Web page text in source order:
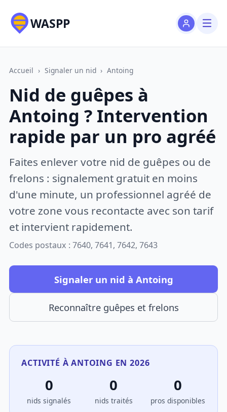
WASPP
Accueil › Signaler un nid › Antoing
Nid de guêpes à
Antoing ? Intervention
rapide par un pro agréé
Faites enlever votre nid de guêpes ou de
frelons : signalement gratuit en moins
d'une minute, un professionnel agréé de
votre zone vous recontacte avec son tarif
et intervient rapidement.
Codes postaux : 7640, 7641, 7642, 7643
Signaler un nid à Antoing
Reconnaître guêpes et frelons
ACTIVITÉ À ANTOING EN 2026
0
nids signalés
0
nids traités
0
pros disponibles